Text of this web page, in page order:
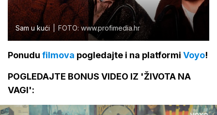
Sam u kući FOTO: www.profimedia.hr
Ponudu filmova pogledajte i na platformi Voyo!
POGLEDAJTE BONUS VIDEO IZ 'ŽIVOTA NA
VAGI':